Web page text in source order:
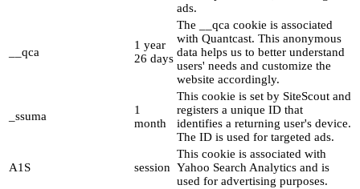
ads.
__qca
1 year
26 days
The __qca cookie is associated
with Quantcast. This anonymous
data helps us to better understand
users' needs and customize the
website accordingly.
_ssuma
1
month
This cookie is set by SiteScout and
registers a unique ID that
identifies a returning user's device.
The ID is used for targeted ads.
A1S session
This cookie is associated with
Yahoo Search Analytics and is
used for advertising purposes.